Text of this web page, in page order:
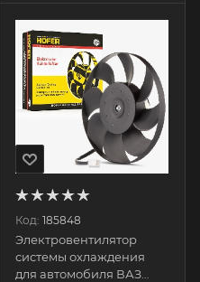
Код: 185848
Электровентилятор
системы охлаждения
для автомобиля ВАЗ